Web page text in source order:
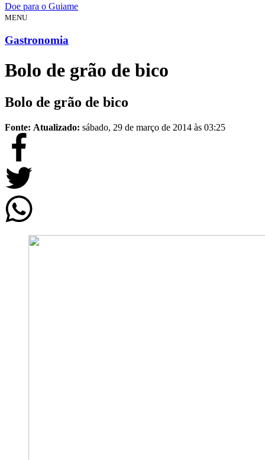
Doe para o Guiame
MENU
Gastronomia
Bolo de grão de bico
Bolo de grão de bico
Fonte: Atualizado: sábado, 29 de março de 2014 às 03:25